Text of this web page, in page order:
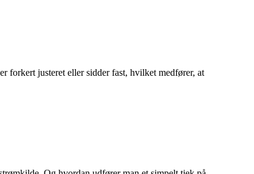
forkert justeret eller sidder fast, hvilket medfører, at